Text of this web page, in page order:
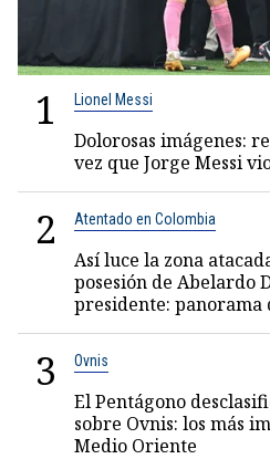
1 Lionel Messi
Dolorosas imágenes:
vez que Jorge Messi
2 Atentado en Colombia
Así luce la zona
posesión de Abelardo
presidente: panorama
3 Ovnis
El Pentágono
sobre Ovnis: los más
Medio Oriente